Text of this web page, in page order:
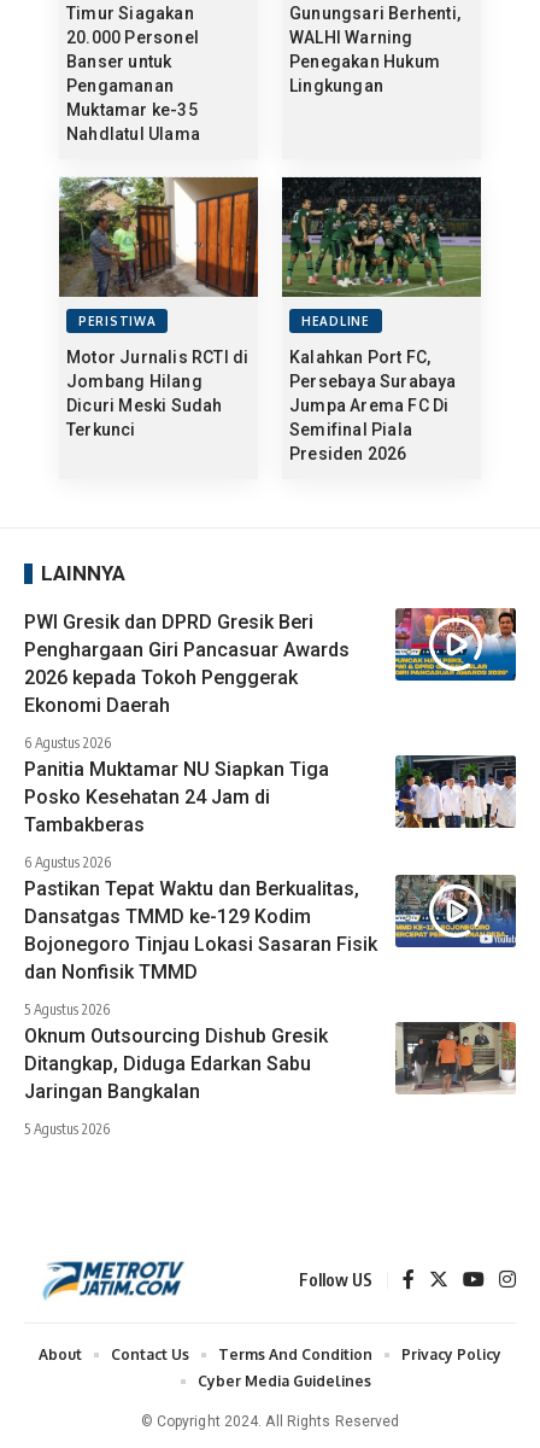
Timur Siagakan
20.000 Personel
Banser untuk
Pengamanan
Muktamar ke-35
Nahdlatul Ulama
Gunungsari Berhenti,
WALHI Warning
Penegakan Hukum
Lingkungan
PERISTIWA
Motor Jurnalis RCTI di
Jombang Hilang
Dicuri Meski Sudah
Terkunci
HEADLINE
Kalahkan Port FC,
Persebaya Surabaya
Jumpa Arema FC Di
Semifinal Piala
Presiden 2026
LAINNYA
PWI Gresik dan DPRD Gresik Beri
Penghargaan Giri Pancasuar Awards
2026 kepada Tokoh Penggerak
Ekonomi Daerah
6 Agustus 2026
Panitia Muktamar NU Siapkan Tiga
Posko Kesehatan 24 Jam di
Tambakberas
6 Agustus 2026
Pastikan Tepat Waktu dan Berkualitas,
Dansatgas TMMD ke-129 Kodim
Bojonegoro Tinjau Lokasi Sasaran Fisik
dan Nonfisik TMMD
5 Agustus 2026
Oknum Outsourcing Dishub Gresik
Ditangkap, Diduga Edarkan Sabu
Jaringan Bangkalan
5 Agustus 2026
Follow US
© Copyright 2024. All Rights Reserved
About Contact Us Terms And Condition
Privacy Policy
Cyber Media Guidelines